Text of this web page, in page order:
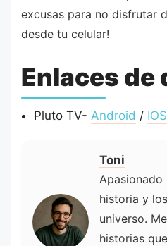
excusas para no disfrutar
desde tu celular!
Enlaces de
Pluto TV- Android / IOS
Toni
Apasionado
historia y
universo.
historias